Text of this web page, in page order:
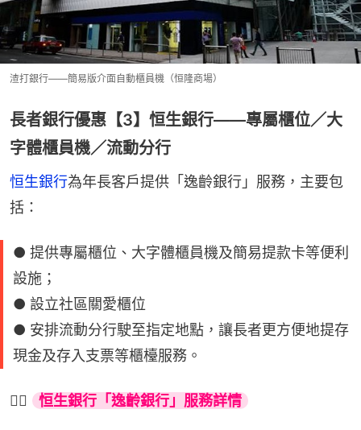
渣打銀行——簡易版介面自動櫃員機（恒隆商場）
長者銀行優惠【3】恒生銀行——專屬櫃位／大
字體櫃員機／流動分行
恒生銀行為年長客戶提供「逸齡銀行」服務，主要包
括：
● 提供專屬櫃位、大字體櫃員機及簡易提款卡等便利
設施；
● 設立社區關愛櫃位
● 安排流動分行駛至指定地點，讓長者更方便地提存
現金及存入支票等櫃檯服務。
👉🏻 恒生銀行「逸齡銀行」服務詳情